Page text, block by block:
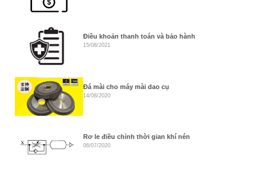
Điều khoản thanh toán và bảo hành
15/08/2021
Đá mài cho máy mài dao cụ
14/08/2020
Rơ le điều chỉnh thời gian khí nén
06/07/2020